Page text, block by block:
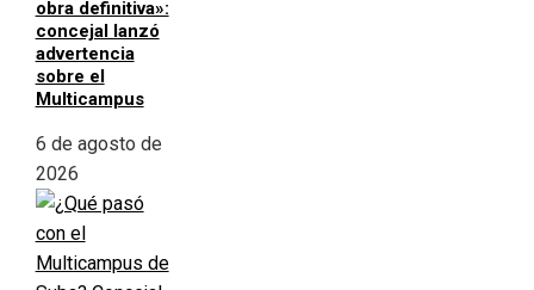
obra definitiva»:
concejal lanzó
advertencia
sobre el
Multicampus
6 de agosto de
2026